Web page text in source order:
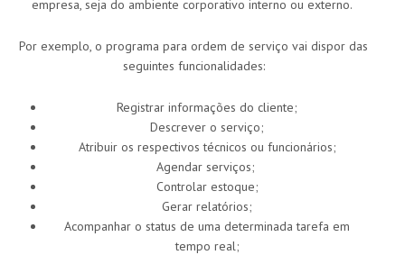
empresa, seja do ambiente corporativo interno ou externo.
Por exemplo, o programa para ordem de serviço vai dispor das
seguintes funcionalidades:
Registrar informações do cliente;
Descrever o serviço;
Atribuir os respectivos técnicos ou funcionários;
Agendar serviços;
Controlar estoque;
Gerar relatórios;
Acompanhar o status de uma determinada tarefa em
tempo real;